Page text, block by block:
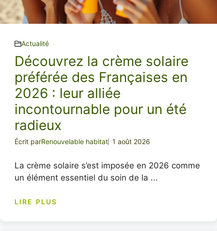
Actualité
Découvrez la crème solaire
préférée des Françaises en
2026 : leur alliée
incontournable pour un été
radieux
Écrit parRenouvelable habitat 1 août 2026
La crème solaire s’est imposée en 2026 comme
un élément essentiel du soin de la ...
LIRE PLUS